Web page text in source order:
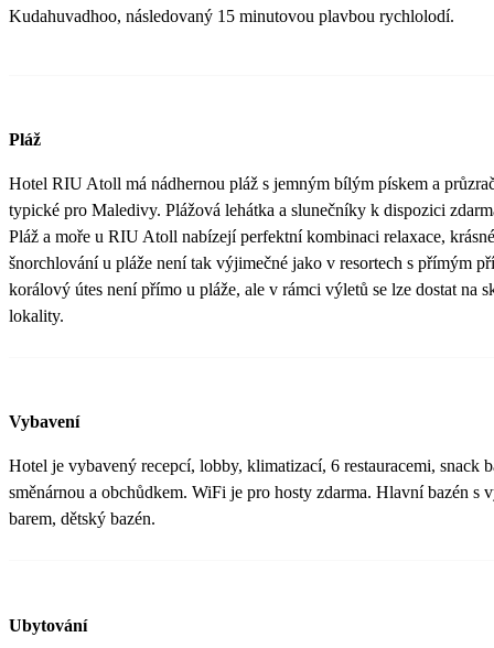
Kudahuvadhoo, následovaný 15 minutovou plavbou rychlolodí.
Pláž
Hotel RIU Atoll má nádhernou pláž s jemným bílým pískem a
typické pro Maledivy. Plážová lehátka a slunečníky k dispozici
Pláž a moře u RIU Atoll nabízejí perfektní kombinaci relaxace,
šnorchlování u pláže není tak výjimečné jako v resortech s přímým
korálový útes není přímo u pláže, ale v rámci výletů se lze dostat na
lokality.
Vybavení
Hotel je vybavený recepcí, lobby, klimatizací, 6 restauracemi, snack
směnárnou a obchůdkem. WiFi je pro hosty zdarma. Hlavní bazén s
barem, dětský bazén.
Ubytování